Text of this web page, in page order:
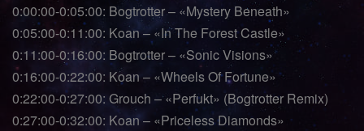
0:00:00-0:05:00: Bogtrotter – «Mystery Beneath»
0:05:00-0:11:00: Koan – «In The Forest Castle»
0:11:00-0:16:00: Bogtrotter – «Sonic Visions»
0:16:00-0:22:00: Koan – «Wheels Of Fortune»
0:22:00-0:27:00: Grouch – «Perfukt» (Bogtrotter Remix)
0:27:00-0:32:00: Koan – «Priceless Diamonds»